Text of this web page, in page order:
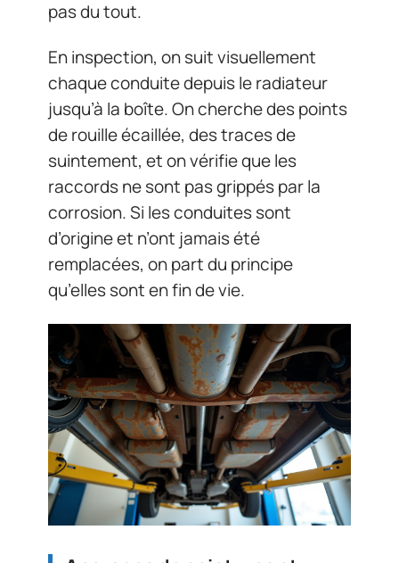
pas du tout.
En inspection, on suit visuellement
chaque conduite depuis le radiateur
jusqu’à la boîte. On cherche des points
de rouille écaillée, des traces de
suintement, et on vérifie que les
raccords ne sont pas grippés par la
corrosion. Si les conduites sont
d’origine et n’ont jamais été
remplacées, on part du principe
qu’elles sont en fin de vie.